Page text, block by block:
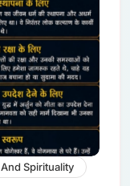
Spirituality